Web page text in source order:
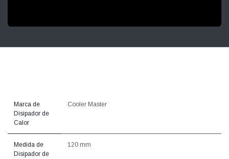
Marca de
Disipador de
Calor
Cooler Master
Medida de
Disipador de
120 mm